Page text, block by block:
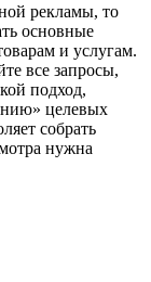
рекламы, то
основные
и услугам.
все запросы,
подход,
целевых
собрать
нужна